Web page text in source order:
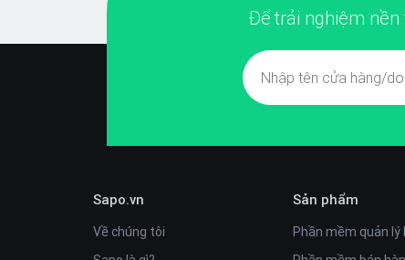
Để trải nghiệm
Sapo.vn
Về chúng tôi
Sản phẩm
Phần mềm quản lý